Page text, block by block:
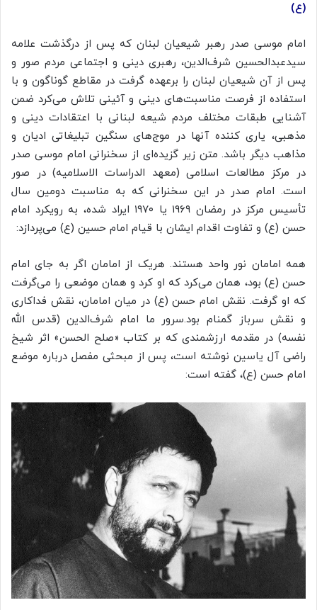
(ع)
امام موسی صدر رهبر شیعیان لبنان که پس از درگذشت علامه
سیدعبدالحسین شرف‌الدین، رهبری دینی و اجتماعی مردم صور و
پس از آن شیعیان لبنان را برعهده گرفت در مقاطع گوناگون و با
استفاده از فرصت مناسبت‌های دینی و آئینی تلاش می‌کرد ضمن
آشنایی طبقات مختلف مردم شیعه لبنانی با اعتقادات دینی و
مذهبی، یاری کننده آنها در موج‌های سنگین تبلیغاتی ادیان و
مذاهب دیگر باشد. متن زیر گزیده‌ای از سخنرانی امام موسی صدر
در مرکز مطالعات اسلامی (معهد الدراسات الاسلامیه) در صور
است. امام صدر در این سخنرانی که به مناسبت دومین سال
تأسیس مرکز در رمضان۱۹۶۹ یا
ایراد شده، به رویکرد امام
حسن (ع) و تفاوت اقدام ایشان با قیام امام حسین (ع) می‌پردازد:
همه امامان نور واحد هستند. هریک از امامان اگر به جای امام
حسن (ع) بود، همان می‌کرد که او کرد و همان موضعی را می‌گرفت
که او گرفت. نقش امام حسن (ع) در میان امامان، نقش فداکاری
و نقش سرباز گمنام بود.سرور ما امام شرف‌الدین (قدس الله
نفسه) در مقدمه ارزشمندی که بر کتاب «صلح الحسن» اثر شیخ
راضی آل یاسین نوشته است، پس از مبحثی مفصل درباره موضع
امام حسن (ع)، گفته است: